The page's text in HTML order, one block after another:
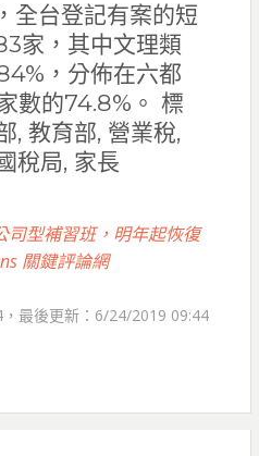
全台登記有案的短
家，其中文理類
，分佈在六都
數的74.8%。 標
, 教育部, 營業稅,
稅局, 家長
司型補習班，明年起恢復
關鍵評論網
最後更新：6/24/2019 09:44